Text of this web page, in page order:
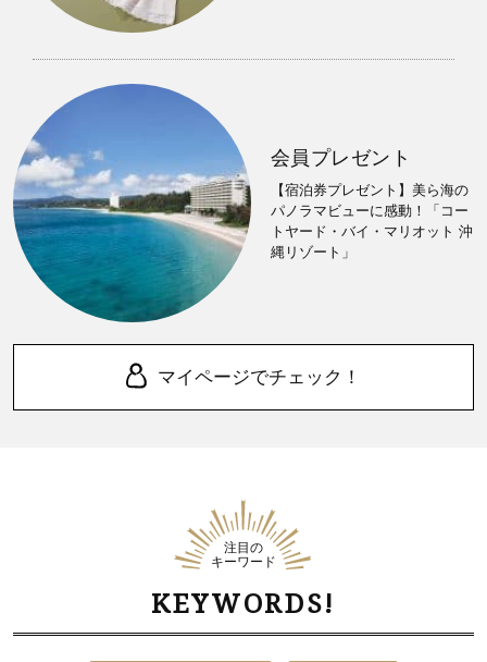
会員プレゼント
【宿泊券プレゼント】美ら海の
パノラマビューに感動！「コー
トヤード・バイ・マリオット 沖
縄リゾート」
マイページでチェック！
注目の
キーワード
KEYWORDS!